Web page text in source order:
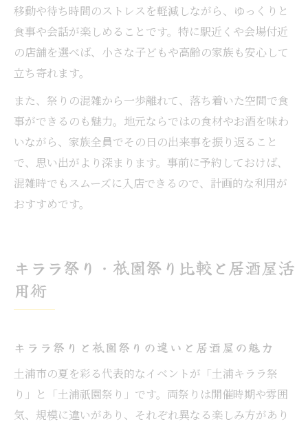
移動や待ち時間のストレスを軽減しながら、ゆっくりと
食事や会話が楽しめることです。特に駅近くや会場付近
の店舗を選べば、小さな子どもや高齢の家族も安心して
立ち寄れます。
また、祭りの混雑から一歩離れて、落ち着いた空間で食
事ができるのも魅力。地元ならではの食材やお酒を味わ
いながら、家族全員でその日の出来事を振り返ること
で、思い出がより深まります。事前に予約しておけば、
混雑時でもスムーズに入店できるので、計画的な利用が
おすすめです。
キララ祭り・祇園祭り比較と居酒屋活
用術
キララ祭りと祇園祭りの違いと居酒屋の魅力
土浦市の夏を彩る代表的なイベントが「土浦キララ祭
り」と「土浦祇園祭り」です。両祭りは開催時期や雰囲
気、規模に違いがあり、それぞれ異なる楽しみ方があり